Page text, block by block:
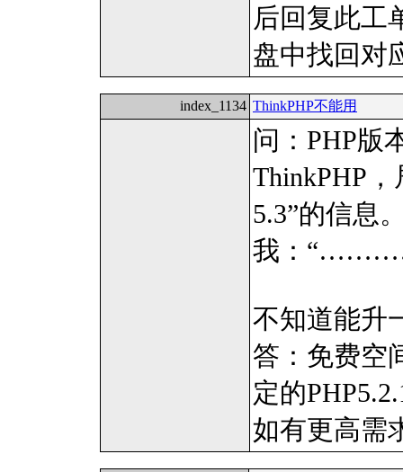
后回复此工
盘中找回对
index_1134 ThinkPHP不能用
问：PHP版
ThinkPHP
5.3”的信息
我：
不知道能升
答：免费空
定的
如有更高需